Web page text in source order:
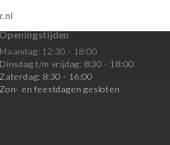
Openingstijden
Maandag: 12:30 - 18:00
Dinsdag t/m vrijdag: 8:30 - 18:00
Zaterdag: 8:30 - 16:00
Zon- en feestdagen gesloten